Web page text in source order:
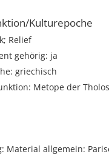
Kulturepoche
Relief
gehörig: ja
griechisch
Metope der Tholos
Material allgemein: